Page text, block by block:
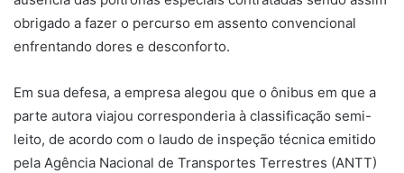
obrigado a fazer o percurso em assento convencional
enfrentando dores e desconforto.
Em sua defesa, a empresa alegou que o ônibus em que a
parte autora viajou corresponderia à classificação semi-
leito, de acordo com o laudo de inspeção técnica emitido
pela Agência Nacional de Transportes Terrestres (ANTT)